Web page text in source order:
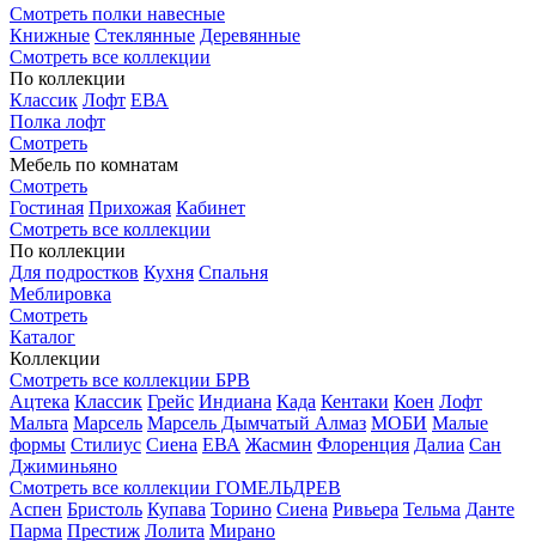
Смотреть полки навесные
Книжные Стеклянные Деревянные
Смотреть все коллекции
По коллекции
Классик Лофт ЕВА
Полка лофт
Смотреть
Мебель по комнатам
Смотреть
Гостиная Прихожая Кабинет
Смотреть все коллекции
По коллекции
Для подростков Кухня Спальня
Меблировка
Смотреть
Каталог
Коллекции
Смотреть все коллекции БРВ
Ацтека Классик Грейс Индиана Када Кентаки Коен Лофт
Мальта Марсель Марсель Дымчатый Алмаз МОБИ Малые
формы Стилиус Сиена ЕВА Жасмин Флоренция Далиа Сан
Джиминьяно
Смотреть все коллекции ГОМЕЛЬДРЕВ
Аспен Бристоль Купава Торино Сиена Ривьера Тельма Данте
Парма Престиж Лолита Мирано